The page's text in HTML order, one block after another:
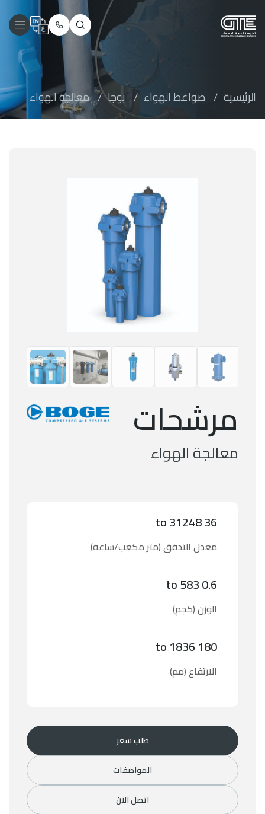
الرئيسية / ضواغط الهواء / بوجا / معالجة الهواء
مرشحات
معالجة الهواء
36 to 31248
معدل التدفق (متر مكعب/ساعة)
0.6 to 583
الوزن (كجم)
180 to 1836
الارتفاع (مم)
طلب سعر
المواصفات
اتصل الآن